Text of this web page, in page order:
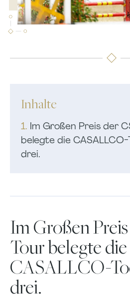
Inhalte
1. Im Großen Preis der
belegte die
drei.
Im Großen
Tour belegte die
CASALLCO-
drei.